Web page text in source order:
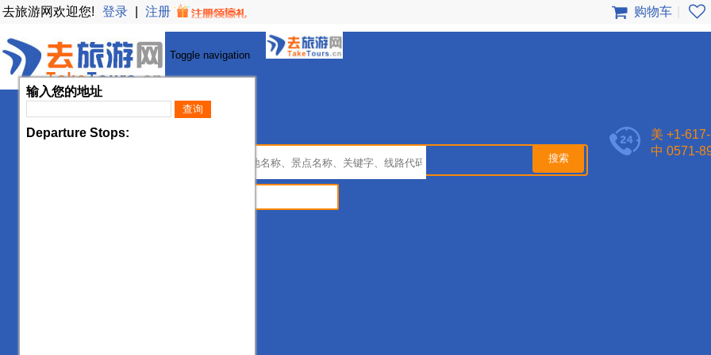
去旅游网欢迎您! 登录 注册 购物车
开始你的旅游计划
美 +1-
中 0571-
Toggle navigation
我
的
输入您的地址
查询
Departure Stops: